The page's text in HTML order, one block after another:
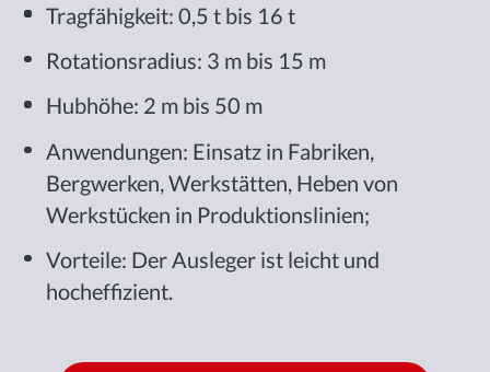
Tragfähigkeit: 0,5 t bis 16 t
Rotationsradius: 3 m bis 15 m
Hubhöhe: 2 m bis 50 m
Anwendungen: Einsatz in Fabriken,
Bergwerken, Werkstätten, Heben von
Werkstücken in Produktionslinien;
Vorteile: Der Ausleger ist leicht und
hocheffizient.